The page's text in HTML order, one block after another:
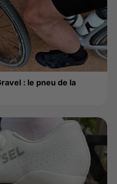
: le pneu de la